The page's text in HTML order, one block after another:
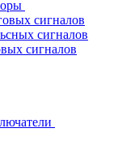
сигналов
сигналов
сигналов